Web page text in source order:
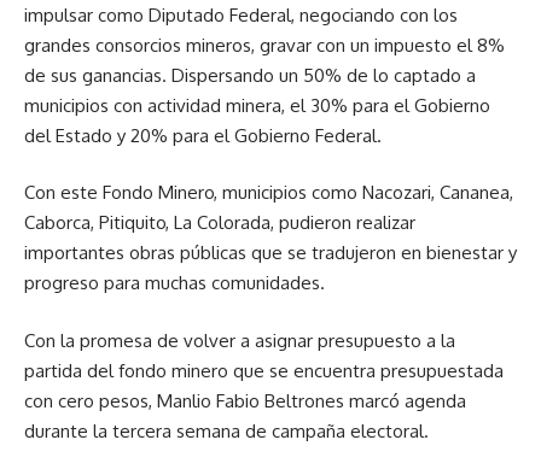
impulsar como Diputado Federal, negociando con los
grandes consorcios mineros, gravar con un impuesto el 8%
de sus ganancias. Dispersando un 50% de lo captado a
municipios con actividad minera, el 30% para el Gobierno
del Estado y 20% para el Gobierno Federal.
Con este Fondo Minero, municipios como Nacozari, Cananea,
Caborca, Pitiquito, La Colorada, pudieron realizar
importantes obras públicas que se tradujeron en bienestar y
progreso para muchas comunidades.
Con la promesa de volver a asignar presupuesto a la
partida del fondo minero que se encuentra presupuestada
con cero pesos, Manlio Fabio Beltrones marcó agenda
durante la tercera semana de campaña electoral.